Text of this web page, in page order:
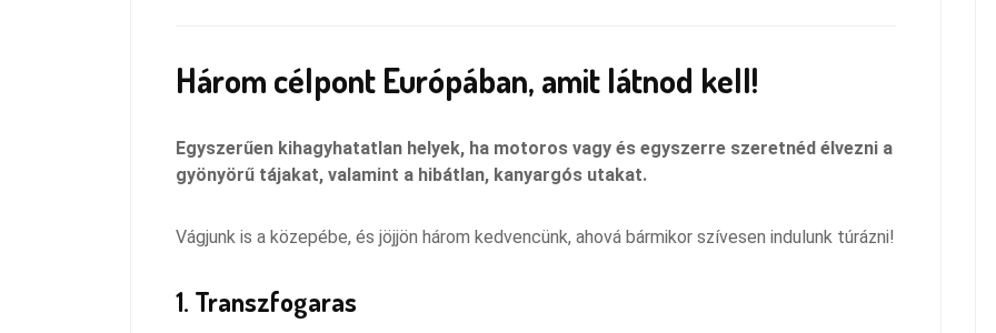
Három célpont Európában, amit látnod kell!
Egyszerűen kihagyhatatlan helyek, ha motoros vagy és egyszerre szeretnéd élvezni a
gyönyörű tájakat, valamint a hibátlan, kanyargós utakat.
Vágjunk is a közepébe, és jöjjön három kedvencünk, ahová bármikor szívesen indulunk túrázni!
1. Transzfogaras